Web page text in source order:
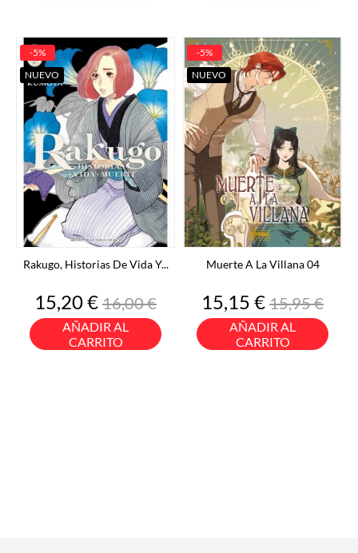
Rakugo, Historias De Vida Y...
Precio
15,20 €Precio
base
16,00 €
AÑADIR AL
CARRITO
-5%
NUEVO
Muerte A La Villana 04
Precio
15,15 €Precio
base
15,95 €
AÑADIR AL
CARRITO
-5%
NUEVO